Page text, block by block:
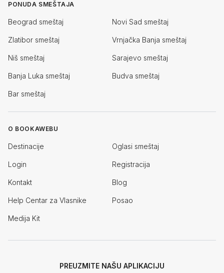
PONUDA SMEŠTAJA
Beograd smeštaj Novi Sad smeštaj
Zlatibor smeštaj Vrnjačka Banja smeštaj
Niš smeštaj Sarajevo smeštaj
Banja Luka smeštaj Budva smeštaj
Bar smeštaj
O BOOKAWEBU
Destinacije Oglasi smeštaj
Login Registracija
Kontakt Blog
Help Centar za Vlasnike Posao
Medija Kit
PREUZMITE NAŠU APLIKACIJU